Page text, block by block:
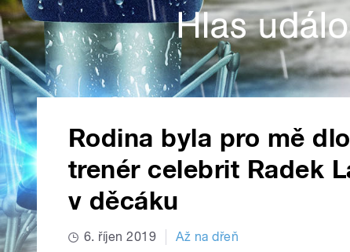
Rodina byla pro mě
trenér celebrit Radek
v děcáku
6. říjen 2019 Až na dřeň